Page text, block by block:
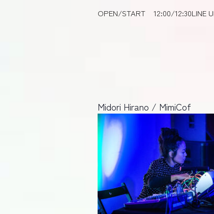
OPEN/START 12:00/12:30LINE
Midori Hirano / MimiCof